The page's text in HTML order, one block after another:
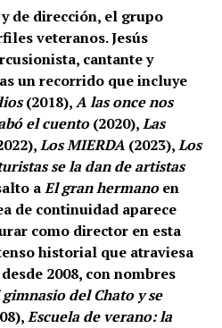
de dirección, el grupo
veteranos. Jesús
cantante y
un recorrido que incluye
(2018),A las once nos
el cuento(2020),Las
Los MIERDA(2023),Los
se la dan de artistas
aEl gran hermanoen
de continuidad aparece
como director en esta
historial que atraviesa
2008, con nombres
del Chato y se
Escuela de verano: la